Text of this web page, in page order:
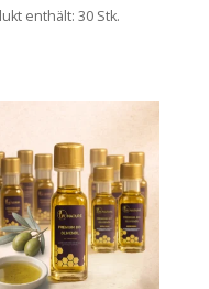
enthält: 30 Stk.